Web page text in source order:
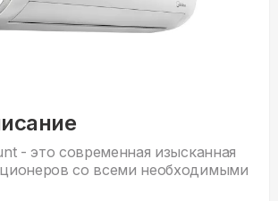
- это современная изысканная
со всеми необходимыми